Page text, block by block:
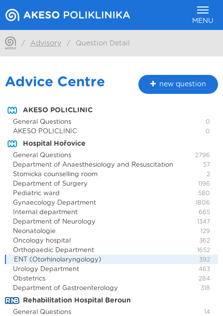
MENU
/ Advisory / Question Detail
Advice Centre new question
AKESO POLICLINIC
General Questions 0
AKESO POLICLINIC 0
Hospital Hořovice
General Questions 2796
Department of Anaesthesiology and Resuscitation 57
Stomicka counselling room 2
Department of Surgery 1196
Pediatric ward 580
Gynaecology Department 1806
Internal department 665
Department of Neurology 1347
Neonatologie 129
Oncology hospital 362
Orthopaedic Department 1652
ENT (Otorhinolaryngology) 392
Urology Department 463
Obstetrics 284
Department of Gastroenterology 318
Rehabilitation Hospital Beroun
General Questions 14